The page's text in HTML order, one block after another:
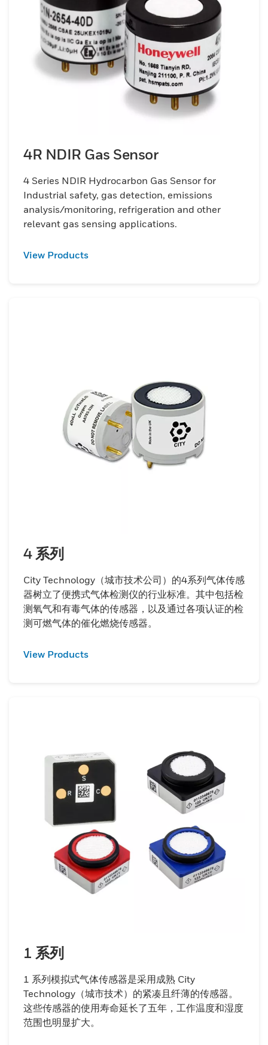
4R NDIR Gas Sensor
4 Series NDIR Hydrocarbon Gas Sensor for
Industrial safety, gas detection, emissions
analysis/monitoring, refrigeration and other
relevant gas sensing applications.
View Products
4 系列
City Technology（城市技术公司）的4系列气体传感
器树立了便携式气体检测仪的行业标准。其中包括检
测氧气和有毒气体的传感器，以及通过各项认证的检
测可燃气体的催化燃烧传感器。
View Products
1 系列
1 系列模拟式气体传感器是采用成熟 City
Technology（城市技术）的紧凑且纤薄的传感器。
这些传感器的使用寿命延长了五年，工作温度和湿度
范围也明显扩大。